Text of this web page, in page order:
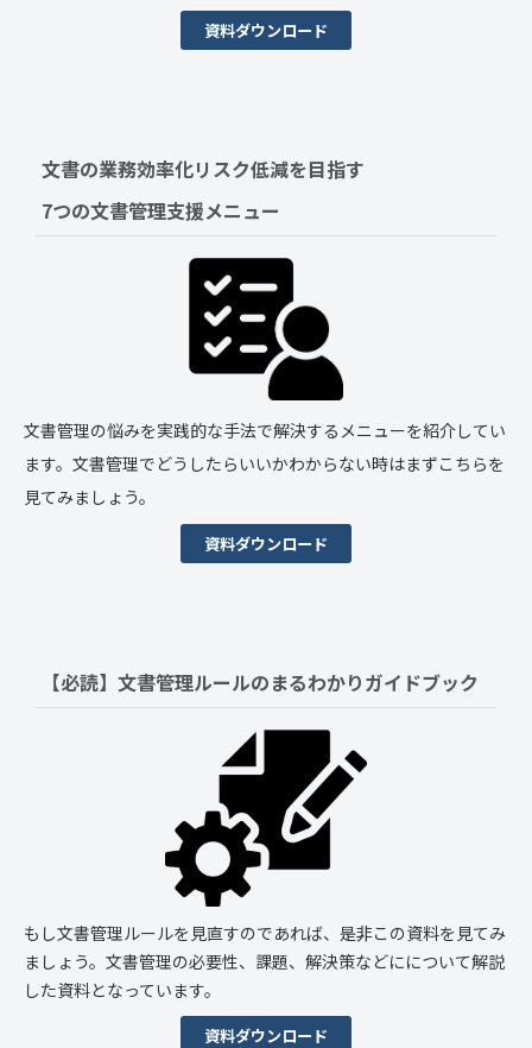
資料ダウンロード
文書の業務効率化リスク低減を目指す
7つの文書管理支援メニュー
文書管理の悩みを実践的な手法で解決するメニューを紹介してい
ます。文書管理でどうしたらいいかわからない時はまずこちらを
見てみましょう。
資料ダウンロード
【必読】文書管理ルールのまるわかりガイドブック
もし文書管理ルールを見直すのであれば、是非この資料を見てみ
ましょう。文書管理の必要性、課題、解決策などにについて解説
した資料となっています。
資料ダウンロード